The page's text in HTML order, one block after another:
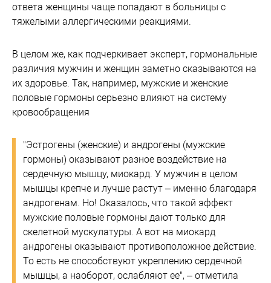
ответа женщины чаще попадают в больницы с
тяжелыми аллергическими реакциями.
В целом же, как подчеркивает эксперт, гормональные
различия мужчин и женщин заметно сказываются на
их здоровье. Так, например, мужские и женские
половые гормоны серьезно влияют на систему
кровообращения
"Эстрогены (женские) и андрогены (мужские
гормоны) оказывают разное воздействие на
сердечную мышцу, миокард. У мужчин в целом
мышцы крепче и лучше растут – именно благодаря
андрогенам. Но! Оказалось, что такой эффект
мужские половые гормоны дают только для
скелетной мускулатуры. А вот на миокард
андрогены оказывают противоположное действие.
То есть не способствуют укреплению сердечной
мышцы, а наоборот, ослабляют ее", – отметила